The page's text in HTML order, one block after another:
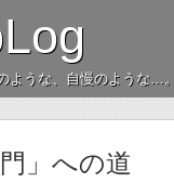
ような、自慢のような…
」への道